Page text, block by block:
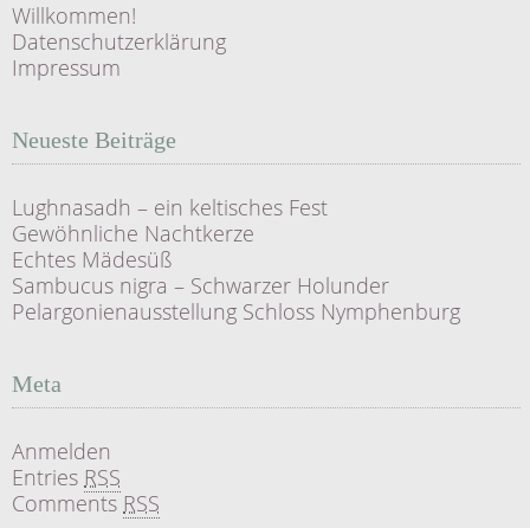
Willkommen!
Datenschutzerklärung
Impressum
Neueste Beiträge
Lughnasadh – ein keltisches Fest
Gewöhnliche Nachtkerze
Echtes Mädesüß
Sambucus nigra – Schwarzer Holunder
Pelargonienausstellung Schloss Nymphenburg
Meta
Anmelden
Entries RSS
Comments RSS